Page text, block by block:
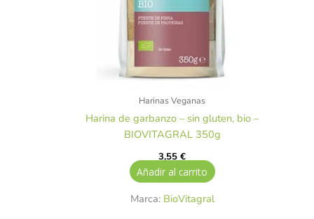
Harinas Veganas
Harina de garbanzo – sin gluten, bio –
BIOVITAGRAL 350g
3,55€
Añadir al carrito
Marca: BioVitagral